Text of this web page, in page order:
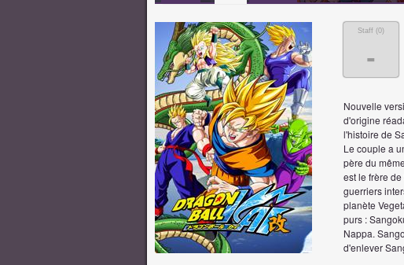
Staff (0)
-
Nouvelle
d'origine
l'histoire de
Le couple a
père du
est le frère
guerriers
planète
purs :
Nappa.
d'enlever